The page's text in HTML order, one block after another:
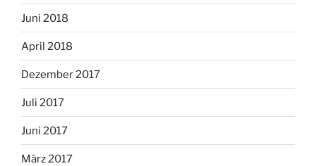
Juni 2018
April 2018
Dezember 2017
Juli 2017
Juni 2017
März 2017